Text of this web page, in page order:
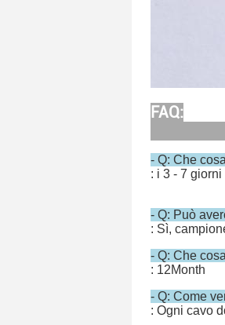
FAQ:
- Q: Che
: i 3 - 7
- Q: Può
: Sì,
- Q: Che
: 12Month
- Q: Come
: Ogni cavo